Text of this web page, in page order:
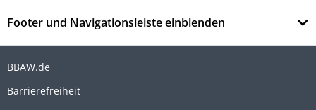
Footer und Navigationsleiste einblenden
BBAW.de
Barrierefreiheit